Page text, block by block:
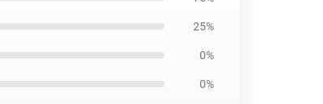
25%
0%
0%